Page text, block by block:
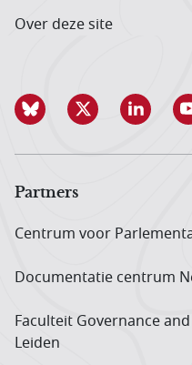
Over deze site
Partners
Centrum voor
Documentatie centrum
Faculteit Governance
Leiden